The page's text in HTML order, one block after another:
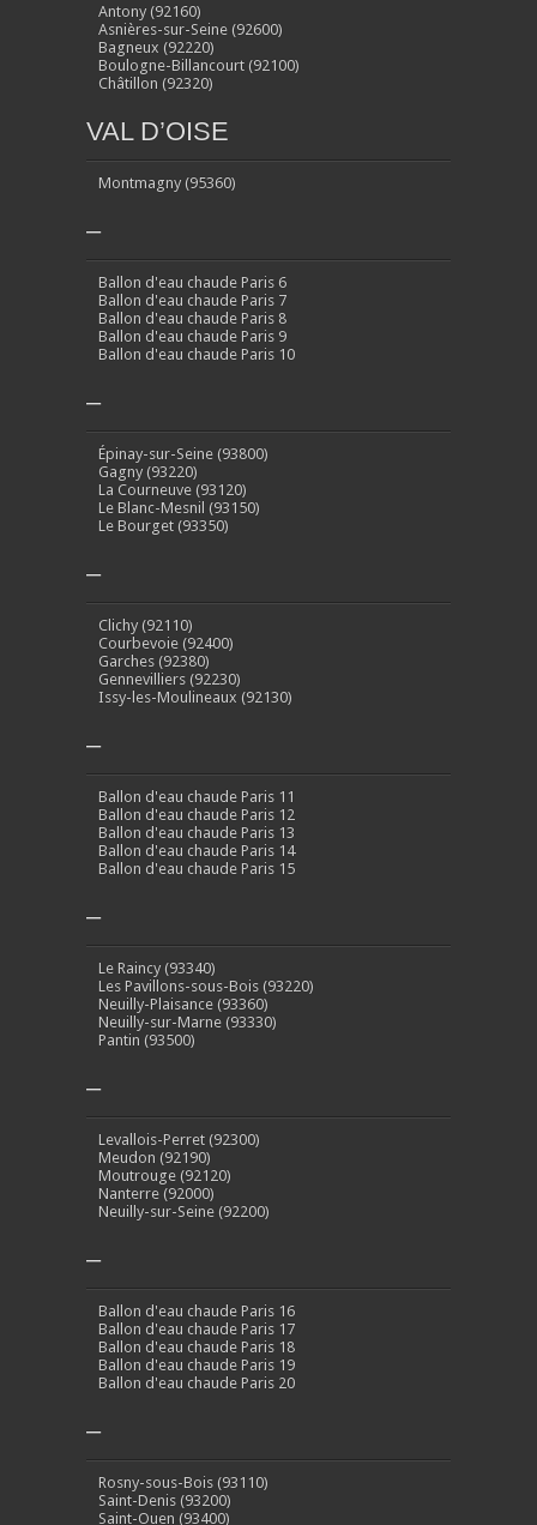
Antony (92160)
Asnières-sur-Seine (92600)
Bagneux (92220)
Boulogne-Billancourt (92100)
Châtillon (92320)
VAL D’OISE
Montmagny (95360)
–
Ballon d'eau chaude Paris 6
Ballon d'eau chaude Paris 7
Ballon d'eau chaude Paris 8
Ballon d'eau chaude Paris 9
Ballon d'eau chaude Paris 10
–
Épinay-sur-Seine (93800)
Gagny (93220)
La Courneuve (93120)
Le Blanc-Mesnil (93150)
Le Bourget (93350)
–
Clichy (92110)
Courbevoie (92400)
Garches (92380)
Gennevilliers (92230)
Issy-les-Moulineaux (92130)
–
Ballon d'eau chaude Paris 11
Ballon d'eau chaude Paris 12
Ballon d'eau chaude Paris 13
Ballon d'eau chaude Paris 14
Ballon d'eau chaude Paris 15
–
Le Raincy (93340)
Les Pavillons-sous-Bois (93220)
Neuilly-Plaisance (93360)
Neuilly-sur-Marne (93330)
Pantin (93500)
–
Levallois-Perret (92300)
Meudon (92190)
Moutrouge (92120)
Nanterre (92000)
Neuilly-sur-Seine (92200)
–
Ballon d'eau chaude Paris 16
Ballon d'eau chaude Paris 17
Ballon d'eau chaude Paris 18
Ballon d'eau chaude Paris 19
Ballon d'eau chaude Paris 20
–
Rosny-sous-Bois (93110)
Saint-Denis (93200)
Saint-Ouen (93400)